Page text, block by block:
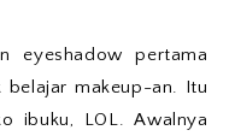
eyeshadow pertama
belajar makeup-an. Itu
ibuku, LOL. Awalnya